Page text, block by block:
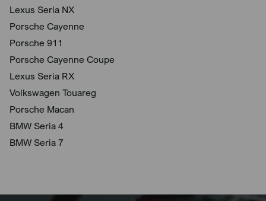
Lexus Seria NX
Porsche Cayenne
Porsche 911
Porsche Cayenne Coupe
Lexus Seria RX
Volkswagen Touareg
Porsche Macan
BMW Seria 4
BMW Seria 7